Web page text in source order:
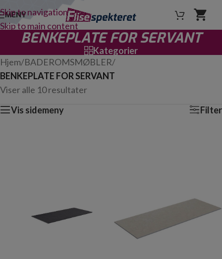
Skip to navigation
Skip to main content
MENY
BENKEPLATE FOR SERVANT
Kategorier
Hjem/BADEROMSMØBLER/
BENKEPLATE FOR SERVANT
Viser alle 10 resultater
Vis sidemeny
Filter